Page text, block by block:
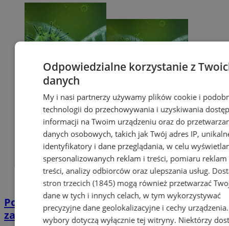
Potwierdzono pierwszy przypadek
zarażenia koronawirusem w Sosnowcu
Odpowiedzialne korzystanie z
danych
My i nasi partnerzy używamy plików cookie i
technologii do przechowywania i uzyskiwania
informacji na Twoim urządzeniu oraz do
danych osobowych, takich jak Twój adres IP,
identyfikatory i dane przeglądania, w celu
spersonalizowanych reklam i treści, pomiaru reklam
treści, analizy odbiorców oraz ulepszania usług.
stron trzecich (1845)mogą również przetwarzać
dane w tych i innych celach, w tym wykorzystywać
precyzyjne dane geolokalizacyjne i cechy
wybory dotyczą wyłącznie tej witryny. Niektórzy